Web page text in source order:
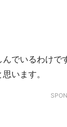
でいるわけで
います。